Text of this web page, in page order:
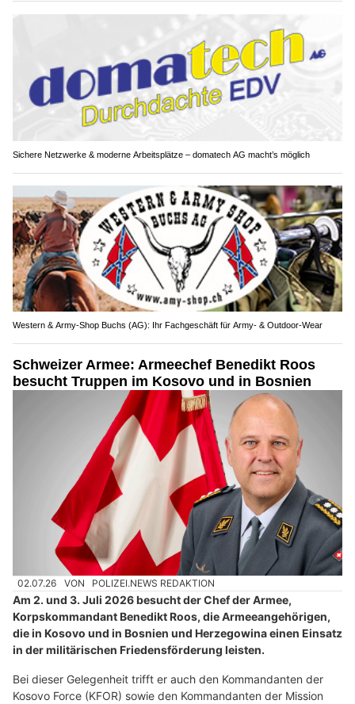
Sichere Netzwerke & moderne Arbeitsplätze – domatech AG macht’s möglich
Western & Army-Shop Buchs (AG): Ihr Fachgeschäft für Army- & Outdoor-Wear
Schweizer Armee: Armeechef Benedikt Roos
besucht Truppen im Kosovo und in Bosnien
02.07.26 VON POLIZEI.NEWS REDAKTION
Am 2. und 3. Juli 2026 besucht der Chef der Armee,
Korpskommandant Benedikt Roos, die Armeeangehörigen,
die in Kosovo und in Bosnien und Herzegowina einen Einsatz
in der militärischen Friedensförderung leisten.
Bei dieser Gelegenheit trifft er auch den Kommandanten der
Kosovo Force (KFOR) sowie den Kommandanten der Mission